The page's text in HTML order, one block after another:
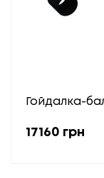
Гойдалка-
17160 грн